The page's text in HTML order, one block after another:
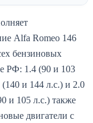
Alfa Romeo 146
бензиновых
РФ: 1.4 (90 и 103
и 144 л.с.) и 2.0
и 105 л.с.) также
двигатели с